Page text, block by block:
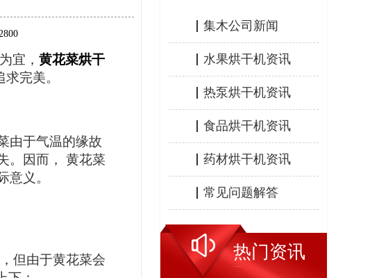
宜， 黄花菜烘干
完美。
由于气温的缘故
。因而，
黄花菜
意义。
但由于黄花菜会
集木公司新闻
水果烘干机资讯
热泵烘干机资讯
食品烘干机资讯
药材烘干机资讯
常见问题解答
热门资讯